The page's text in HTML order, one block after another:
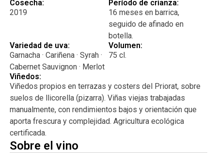
finos y bien integrados, y la acidez aporta tensión y
recorrido. Aparecen notas de regaliz, tierra fresca, cacao
amargo y piedra caliente, con un final largo, mineral y
profundamente emocional. Un Priorat sensual y telúrico,
más elegante que opulento, que conecta directamente con
el paisaje y la sensibilidad de quien lo bebe. Maridaje
sugerido Carnes rojas a la brasa Cordero y cabrito al horno
Platos de caza Guisos tradicionales Setas y trufa Quesos
curados y de larga maduración Ideal para gastronomía
potente y momentos de disfrute pausado.
Cosecha:
2019
Período de crianza:
16 meses en barrica,
seguido de afinado en
botella.
Variedad de uva:
Garnacha · Cariñena · Syrah ·
Cabernet Sauvignon · Merlot
Volumen:
75 cl.
Viñedos:
Viñedos propios en terrazas y costers del Priorat, sobre
suelos de llicorella (pizarra). Viñas viejas trabajadas
manualmente, con rendimientos bajos y orientación que
aporta frescura y complejidad. Agricultura ecológica
certificada.
Sobre el vino